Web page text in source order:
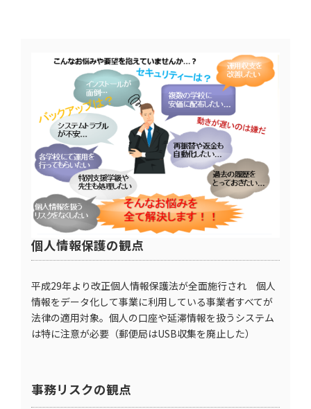
個人情報保護の観点
平成29年より改正個人情報保護法が全面施行され 個人
情報をデータ化して事業に利用している事業者すべてが
法律の適用対象。個人の口座や延滞情報を扱うシステム
は特に注意が必要（郵便局はUSB収集を廃止した）
事務リスクの観点